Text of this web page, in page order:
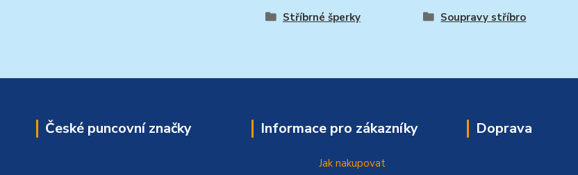
Stříbrné šperky Soupravy stříbro
České puncovní značky Informace pro zákazníky
Jak nakupovat
Doprava